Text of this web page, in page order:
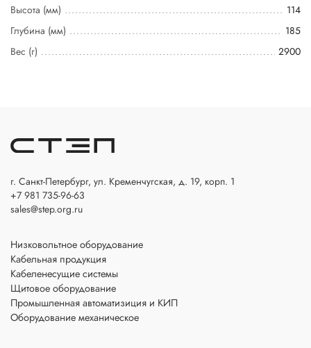
Высота (мм)
114
Глубина (мм)
185
Вес (г)
2900
г. Санкт-Петербург, ул. Кременчугская, д. 19, корп. 1
+7 981 735-96-63
sales@step.org.ru
Низковольтное оборудование
Кабельная продукция
Кабеленесущие системы
Щитовое оборудование
Промышленная автоматизиция и КИП
Оборудование механическое